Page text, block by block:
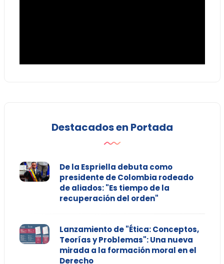
Destacados en Portada
De la Espriella debuta como
presidente de Colombia rodeado
de aliados: "Es tiempo de la
recuperación del orden"
Lanzamiento de "Ética: Conceptos,
Teorías y Problemas": Una nueva
mirada a la formación moral en el
Derecho